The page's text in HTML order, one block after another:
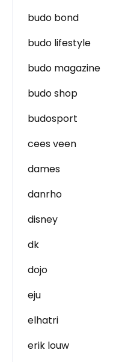
budo bond
budo lifestyle
budo magazine
budo shop
budosport
cees veen
dames
danrho
disney
dk
dojo
eju
elhatri
erik louw